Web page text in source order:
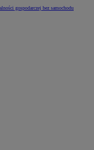
gospodarczej bez samochodu